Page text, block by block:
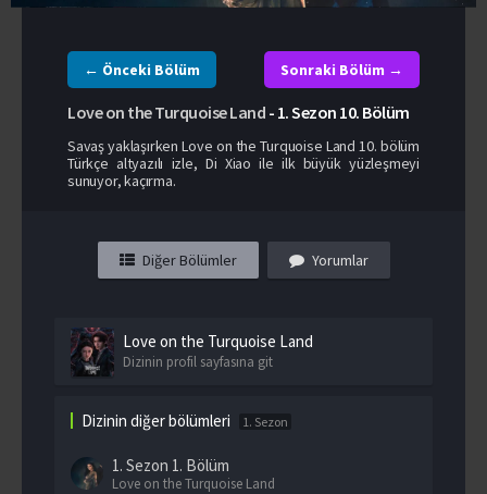
← Önceki Bölüm Sonraki Bölüm →
Love on the Turquoise Land - 1. Sezon 10. Bölüm
Savaş yaklaşırken Love on the Turquoise Land 10. bölüm
Türkçe altyazılı izle, Di Xiao ile ilk büyük yüzleşmeyi
sunuyor, kaçırma.
Diğer Bölümler Yorumlar
Love on the Turquoise Land
Dizinin profil sayfasına git
Dizinin diğer bölümleri 1. Sezon
1. Sezon 1. Bölüm
Love on the Turquoise Land